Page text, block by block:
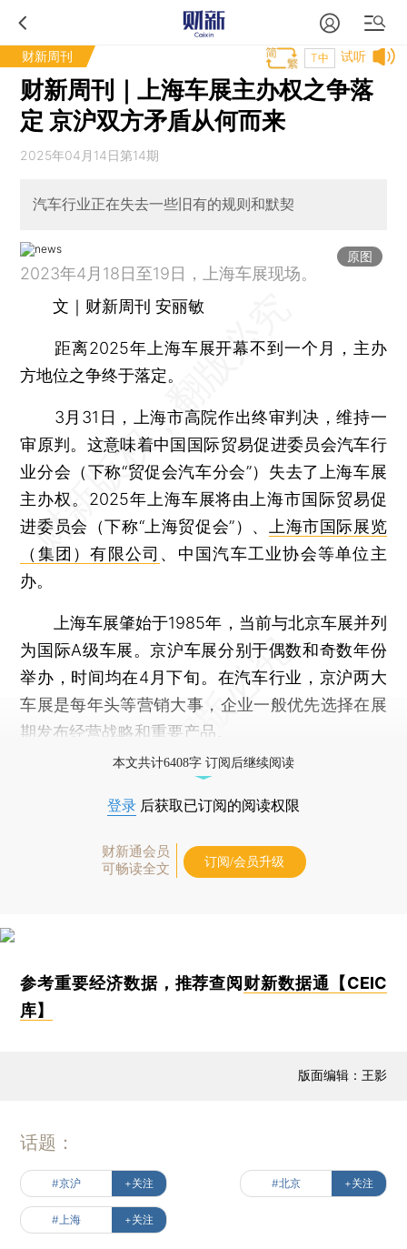
财新周刊 试听
T中
财新周刊｜上海车展主办权之争落
定 京沪双方矛盾从何而来
2025年04月14日第14期
汽车行业正在失去一些旧有的规则和默契
原图
2023年4月18日至19日，上海车展现场。
文｜财新周刊 安丽敏
距离2025年上海车展开幕不到一个月，主办
方地位之争终于落定。
3月31日，上海市高院作出终审判决，维持一
审原判。这意味着中国国际贸易促进委员会汽车行
业分会（下称“贸促会汽车分会”）失去了上海车展
主办权。2025年上海车展将由上海市国际贸易促
进委员会（下称“上海贸促会”）、
上海市国际展览
（集团）有限公司 、中国汽车工业协会等单位主
办。
上海车展肇始于1985年，当前与北京车展并列
为国际A级车展。京沪车展分别于偶数和奇数年份
举办，时间均在4月下旬。在汽车行业，京沪两大
车展是每年头等营销大事，企业一般优先选择在展
期发布经营战略和重要产品。
本文共计6408字 订阅后继续阅读
登录 后获取已订阅的阅读权限
财新通会员
可畅读全文
订阅/会员升级
参考重要经济数据，推荐查阅 财新数据通【CEIC
库】
版面编辑：王影
话题：
#京沪 +关注 #北京 +关注
#上海 +关注